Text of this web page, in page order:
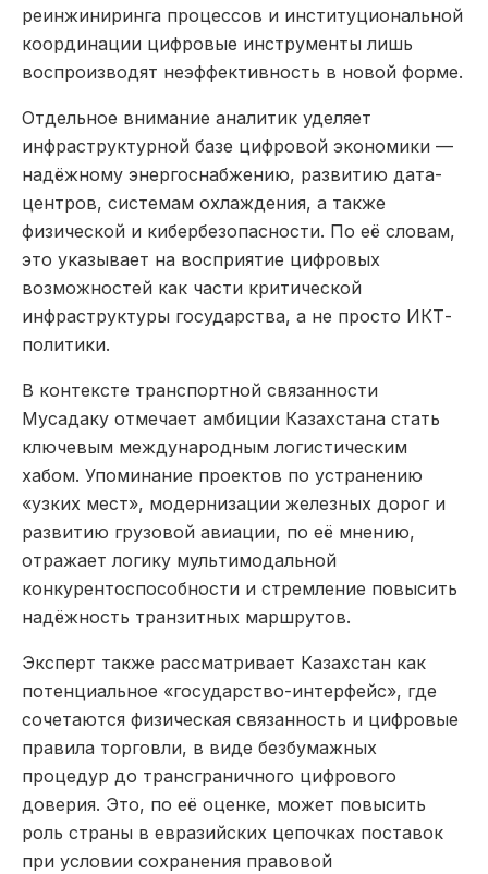
реинжиниринга процессов и институциональной
координации цифровые инструменты лишь
воспроизводят неэффективность в новой форме.
Отдельное внимание аналитик уделяет
инфраструктурной базе цифровой экономики —
надёжному энергоснабжению, развитию дата-
центров, системам охлаждения, а также
физической и кибербезопасности. По её словам,
это указывает на восприятие цифровых
возможностей как части критической
инфраструктуры государства, а не просто ИКТ-
политики.
В контексте транспортной связанности
Мусадаку отмечает амбиции Казахстана стать
ключевым международным логистическим
хабом. Упоминание проектов по устранению
«узких мест», модернизации железных дорог и
развитию грузовой авиации, по её мнению,
отражает логику мультимодальной
конкурентоспособности и стремление повысить
надёжность транзитных маршрутов.
Эксперт также рассматривает Казахстан как
потенциальное «государство-интерфейс», где
сочетаются физическая связанность и цифровые
правила торговли, в виде безбумажных
процедур до трансграничного цифрового
доверия. Это, по её оценке, может повысить
роль страны в евразийских цепочках поставок
при условии сохранения правовой